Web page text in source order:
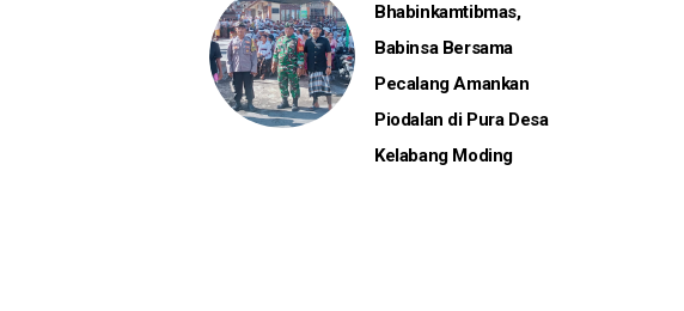
Bhabinkamtibmas,
Babinsa Bersama
Pecalang Amankan
Piodalan di Pura Desa
Kelabang Moding